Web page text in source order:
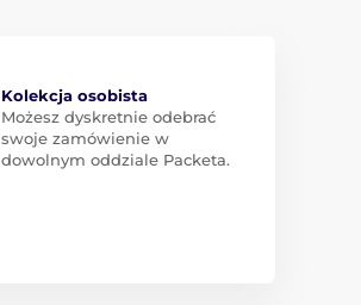
Kolekcja osobista
Możesz dyskretnie odebrać
swoje zamówienie w
dowolnym oddziale Packeta.